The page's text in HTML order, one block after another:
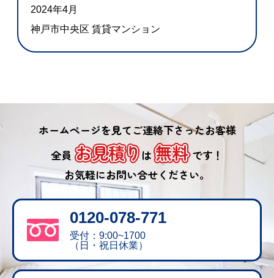
2024年4月
神戸市中央区 賃貸マンション
ホームページを見てご連絡下さったお客様
全員 お見積り は 無料 です！
お気軽にお問い合せください。
0120-078-771
受付：9:00~1700
（日・祝日休業）